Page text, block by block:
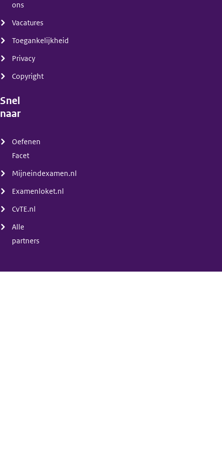
ons
Vacatures
Toegankelijkheid
Privacy
Copyright
Snel
naar
Oefenen
Facet
Mijneindexamen.nl
Examenloket.nl
CvTE.nl
Alle
partners